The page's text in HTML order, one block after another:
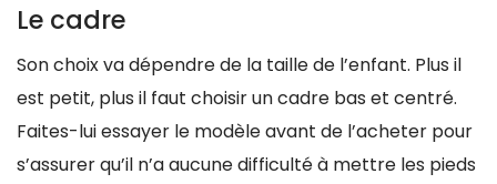
Le cadre
Son choix va dépendre de la taille de l’enfant. Plus il
est petit, plus il faut choisir un cadre bas et centré.
Faites-lui essayer le modèle avant de l’acheter pour
s’assurer qu’il n’a aucune difficulté à mettre les pieds